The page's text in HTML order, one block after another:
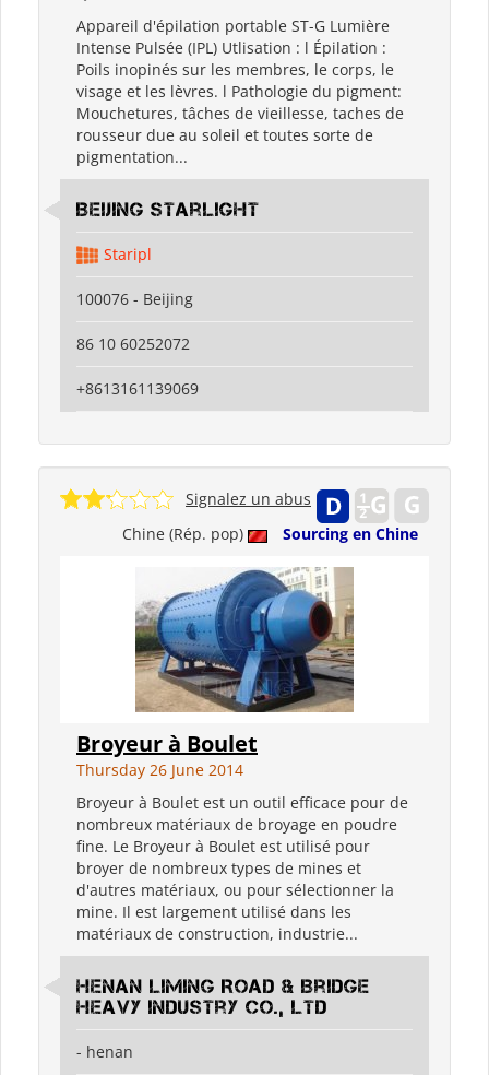
Appareil d'épilation portable ST-G Lumière
Intense Pulsée (IPL) Utlisation : l Épilation :
Poils inopinés sur les membres, le corps, le
visage et les lèvres. l Pathologie du pigment:
Mouchetures, tâches de vieillesse, taches de
rousseur due au soleil et toutes sorte de
pigmentation...
Beijing Starlight
Staripl
100076 - Beijing
86 10 60252072
+8613161139069
Chine (Rép. pop) Sourcing en Chine
Signalez un abus
Broyeur à Boulet
Thursday 26 June 2014
Broyeur à Boulet est un outil efficace pour de
nombreux matériaux de broyage en poudre
fine. Le Broyeur à Boulet est utilisé pour
broyer de nombreux types de mines et
d'autres matériaux, ou pour sélectionner la
mine. Il est largement utilisé dans les
matériaux de construction, industrie...
Henan Liming Road & Bridge
Heavy Industry Co., Ltd
- henan